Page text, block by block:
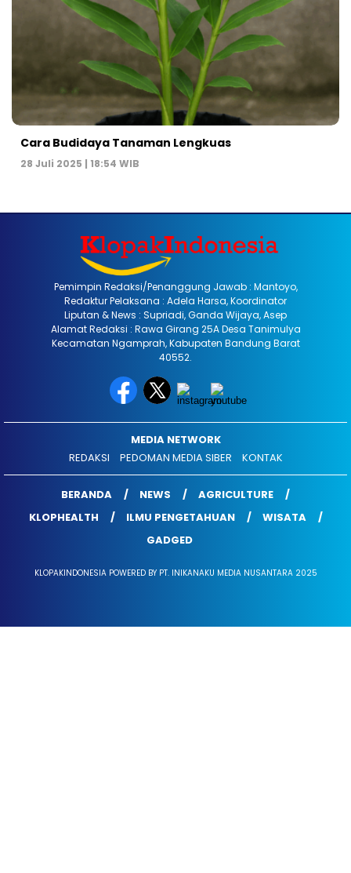
Cara Budidaya Tanaman Lengkuas
28 Juli 2025 | 18:54 WIB
Pemimpin Redaksi/Penanggung Jawab : Mantoyo,
Redaktur Pelaksana : Adela Harsa, Koordinator
Liputan & News : Supriadi, Ganda Wijaya, Asep
Alamat Redaksi : Rawa Girang 25A Desa Tanimulya
Kecamatan Ngamprah, Kabupaten Bandung Barat
40552.
MEDIA NETWORK
REDAKSI
PEDOMAN MEDIA SIBER KONTAK
BERANDA NEWS
AGRICULTURE
KLOPHEALTH
ILMU PENGETAHUAN
WISATA
GADGED
KLOPAKINDONESIA POWERED BY PT. INIKANAKU MEDIA NUSANTARA 2025